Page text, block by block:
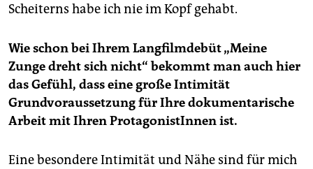
Scheiterns habe ich nie im Kopf gehabt.
Wie schon bei Ihrem Langfilmdebüt „Meine
Zunge dreht sich nicht“ bekommt man auch hier
das Gefühl, dass eine große Intimität
Grundvoraussetzung für Ihre dokumentarische
Arbeit mit Ihren ProtagonistInnen ist.
Eine besondere Intimität und Nähe sind für mich